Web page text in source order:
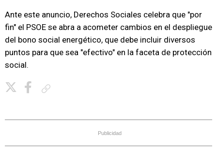
Ante este anuncio, Derechos Sociales celebra que "por
fin" el PSOE se abra a acometer cambios en el despliegue
del bono social energético, que debe incluir diversos
puntos para que sea "efectivo" en la faceta de protección
social.
Publicidad